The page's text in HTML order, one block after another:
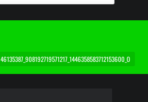
46135387_908192719571217_1446358583712153600_O